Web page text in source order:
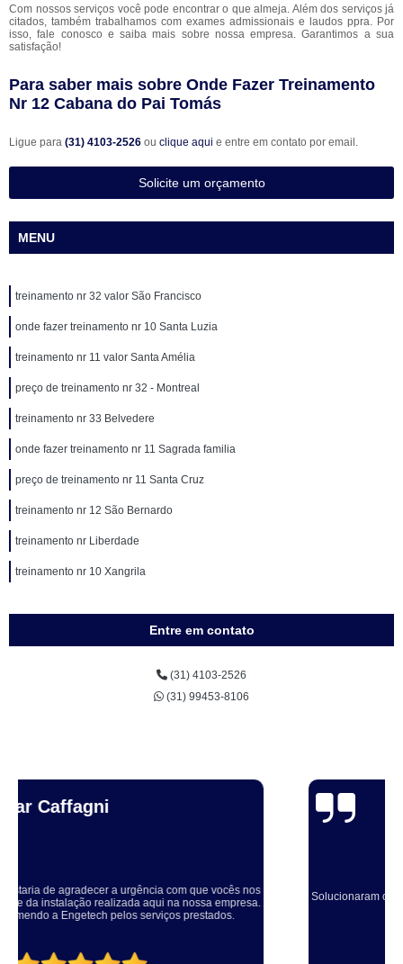
Com nossos serviços você pode encontrar o que almeja. Além dos serviços já
citados, também trabalhamos com exames admissionais e laudos ppra. Por
isso, fale conosco e saiba mais sobre nossa empresa. Garantimos a sua
satisfação!
Para saber mais sobre Onde Fazer Treinamento
Nr 12 Cabana do Pai Tomás
Ligue para (31) 4103-2526 ou clique aqui e entre em contato por email.
Solicite um orçamento
MENU
treinamento nr 32 valor São Francisco
onde fazer treinamento nr 10 Santa Luzia
treinamento nr 11 valor Santa Amélia
preço de treinamento nr 32 - Montreal
treinamento nr 33 Belvedere
onde fazer treinamento nr 11 Sagrada familia
preço de treinamento nr 11 Santa Cruz
treinamento nr 12 São Bernardo
treinamento nr Liberdade
treinamento nr 10 Xangrila
Entre em contato
(31) 4103-2526
(31) 99453-8106
Thuane Maiara
Solucionaram o problema muito rápido, equipe educada e atenciosa. Vale
a pena, meu equipamento ficou ótimo.